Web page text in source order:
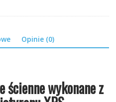
Opinie (0)
wykonane z